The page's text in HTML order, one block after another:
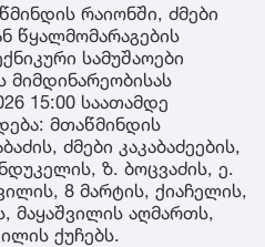
რაიონში, ძმები
წყალმომარაგების
სამუშაოები
მიმდინარეობისას
15:00 საათამდე
მთაწმინდის
ძმები კაკაბაძეების,
ზ. ბოცვაძის, ე.
8 მარტის, ქიაჩელის,
მაყაშვილის აღმართს,
ქუჩებს.